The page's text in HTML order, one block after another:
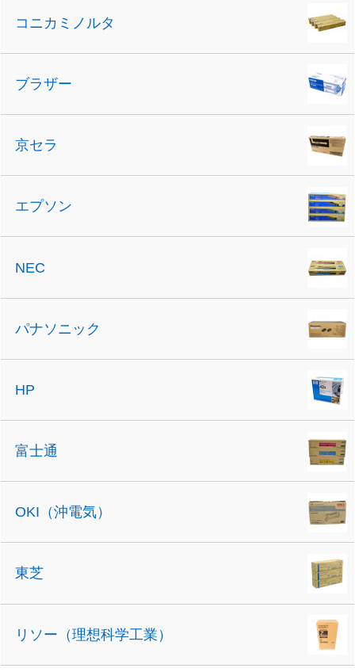
コニカミノルタ
ブラザー
京セラ
エプソン
NEC
パナソニック
HP
富士通
OKI（沖電気）
東芝
リソー（理想科学工業）